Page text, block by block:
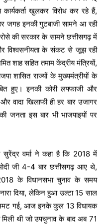
कार्यकर्ता खुलकर विरोध कर रहे हैं,
जगह इनकी गुटबाजी सामने आ रही
की सरकार के सामने छत्तीसगढ़ में
और विश्वसनीयता के संकट से जूझ रही
शाह सहित तमाम केंद्रीय मंत्रियों,
शासित राज्यों के मुख्यमंत्रीयों के
हुए। इनकी कोरी लफ्फाजी और
वादा खिलाफी ही हर बार उजागर
जनता इस बार भी भाजपाइयों पर
सुरेंद्र वर्मा ने कहा है कि 2018 में
जी 4-4 बार छत्तीसगढ़ आए थे,
के विधानसभा चुनाव के समय
दिया, लेकिन हुआ उल्टा 15 साल
गई, आज इनके कुल 13 विधायक
थी जो उपचुनाव के बाद अब 71